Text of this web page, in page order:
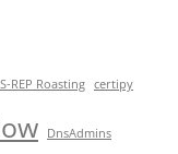
REP Roasting certipy
DnsAdmins